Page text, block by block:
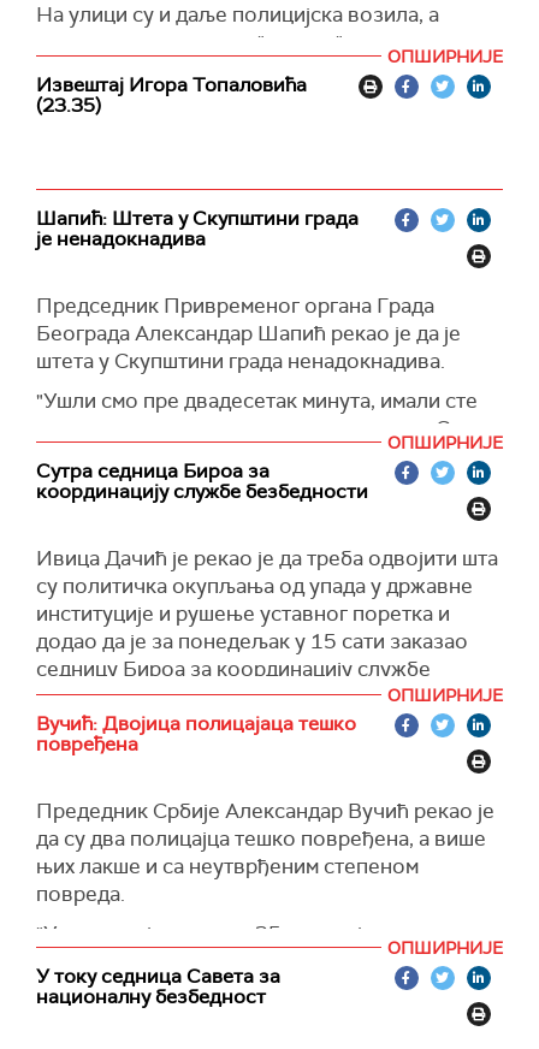
На улици су и даље полицијска возила, а
повремено пролазе и "марице".
После 23:40 почело је и повлачење
полицијских возила која су вечерас била
разбијене демонстрације током 7.
постизборног протеста.
ОПШИРНИЈЕ
Извештај Игора Топаловића
(23.35)
Шапић: Штета у Скупштини града
је ненадокнадива
Председник Привременог органа Града
Београда Александар Шапић рекао је да је
штета у Скупштини града ненадокнадива.
"Ушли смо пре двадесетак минута, имали сте
прилике на улазу да видите на шта личи Стари
двор. Не знам колико ћу бити речит и колико
сам у стању, али ова соба у којој се налазимо је
соба која се зове 19. век. Штета је
Подсетио да је пре неколико дана
упозоравао, како је рекао, овакав развој
догађаја.
"Не знам да ли су сада неки свесни да оно што
сам говорио није био мој хир и покушај
политичког маркетинга. Рекао сам да, будемо
ли дозволили да се насиљем и рушењем
брзо нећемо имати државу", рекао је Шапић.
Нагласио је да се сада види да је био истинит
термин "мајданизација" који је током
претходних дана употребио.
"Ово нормалан човек не може тек тако ни да
сажваће, а камоли да коментарише", истакао је
Шапић.
ОПШИРНИЈЕ
Сутра седница Бироа за
координацију службе безбедности
Ивица Дачић је рекао је да треба одвојити шта
су политичка окупљања од упада у државне
институције и рушење уставног поретка и
додао да је за понедељак у 15 сати заказао
седницу Бироа за координацију службе
безбедности.
"Овде је реч о упаду у институције и рушењу
уставног поретка", рекао је Дачић за
националну безбедност.
ОПШИРНИЈЕ
Вучић: Двојица полицајаца тешко
повређена
Предедник Србије Александар Вучић рекао је
да су два полицајца тешко повређена, а више
њих лакше и са неутврђеним степеном
повреда.
"Ухапшено је више од 35 силеџија, хапшење се
наставља и током ноћи и јутра сви ће бити
похапшени", рекао је Вучић.
ОПШИРНИЈЕ
У току седница Савета за
националну безбедност